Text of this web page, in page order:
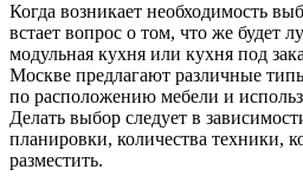
Когда возникает необходимость
встает вопрос о том, что же будет
модульная кухня или кухня под
Москве предлагают различные
по расположению мебели и
Делать выбор следует в
планировки, количества техники,
разместить.